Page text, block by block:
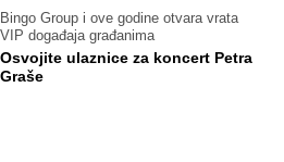
Bingo Group i ove godine otvara vrata
VIP događaja građanima
Osvojite ulaznice za koncert Petra
Graše